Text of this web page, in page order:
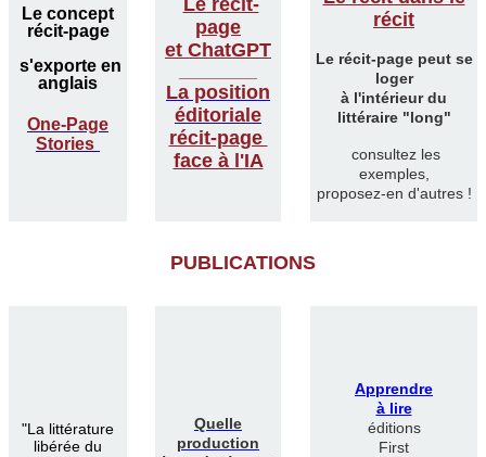
Le concept
récit-page
s'exporte en
anglais
One-Page
Stories
Le récit-
page
et ChatGPT
La position
éditoriale
récit-page
face à l'IA
récit
Le récit-page peut se
loger
à l'intérieur du
littéraire "long"
consultez les
exemples,
proposez-en d'autres !
PUBLICATIONS
"La littérature
libérée du
Quelle
production
Apprendre
à lire
éditions
First